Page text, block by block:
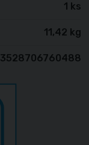
1 ks
11,42 kg
3528706760488